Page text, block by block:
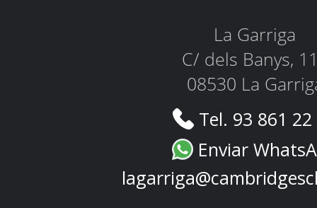
La Garriga
C/ dels Banys,
08530 La
Tel. 93 861
Enviar